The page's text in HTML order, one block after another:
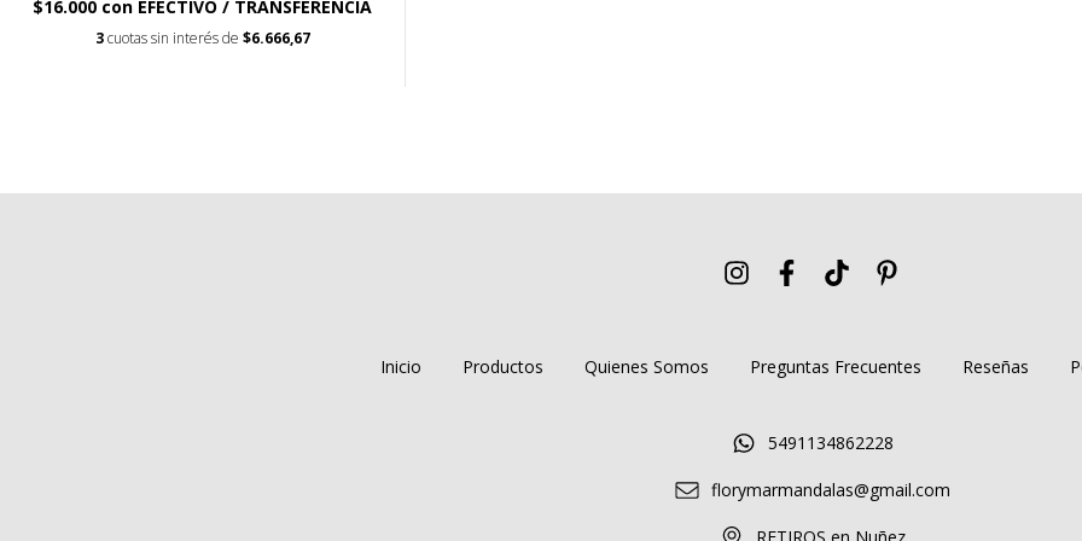
$16.000 con EFECTIVO / TRANSFERENCIA
3 cuotas sin interés de $6.666,67
Inicio Productos Quienes Somos Preguntas Frecuentes Reseñas
5491134862228
florymarmandalas@gmail.com